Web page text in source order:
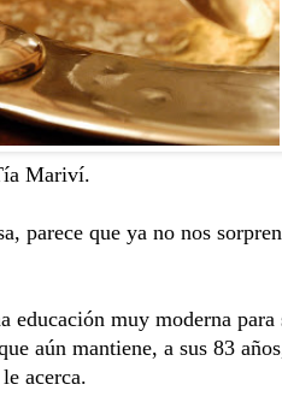
Mariví.
parece que ya no nos
educación muy moderna
aún mantiene, a sus 83
acerca.